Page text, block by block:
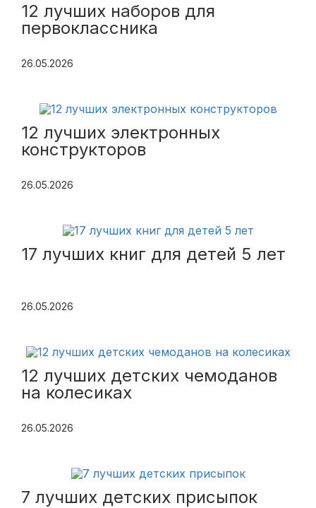
12 лучших наборов для
первоклассника
26.05.2026
12 лучших электронных
конструкторов
26.05.2026
17 лучших книг для детей 5 лет
26.05.2026
12 лучших детских чемоданов
на колесиках
26.05.2026
7 лучших детских присыпок